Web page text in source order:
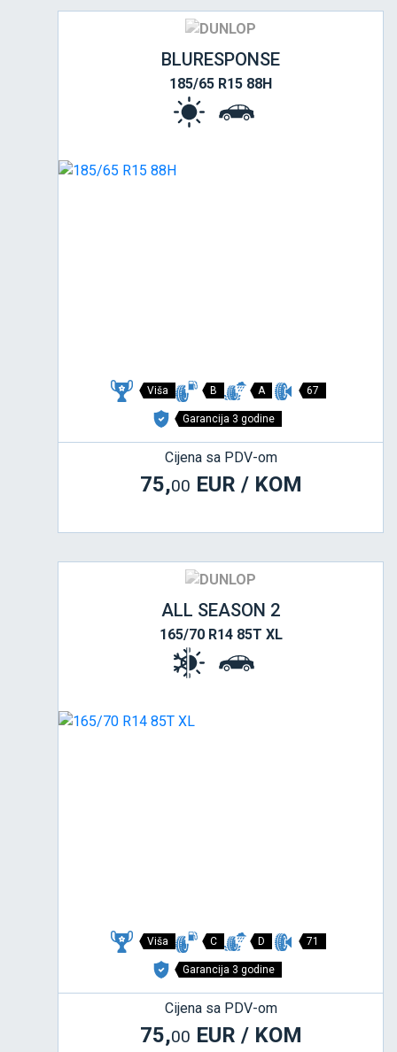
BLURESPONSE
185/65 R15 88H
Viša B A 67
Garancija 3 godine
Cijena sa PDV-om
75,00 EUR / KOM
ALL SEASON 2
165/70 R14 85T XL
Viša C D 71
Garancija 3 godine
Cijena sa PDV-om
75,00 EUR / KOM